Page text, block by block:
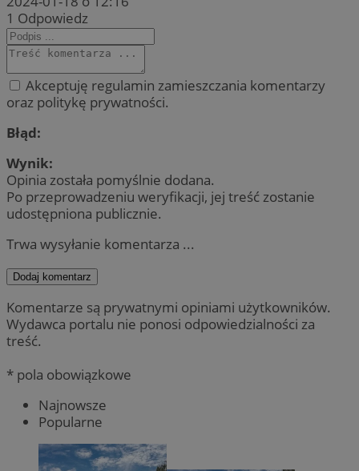
1 Odpowiedz
Akceptuję regulamin zamieszczania komentarzy
oraz politykę prywatności.
Błąd:
Wynik:
Opinia została pomyślnie dodana.
Po przeprowadzeniu weryfikacji, jej treść zostanie
udostępniona publicznie.
Trwa wysyłanie komentarza ...
Dodaj komentarz
Komentarze są prywatnymi opiniami użytkowników.
Wydawca portalu nie ponosi odpowiedzialności za
treść.
* pola obowiązkowe
Najnowsze
Popularne